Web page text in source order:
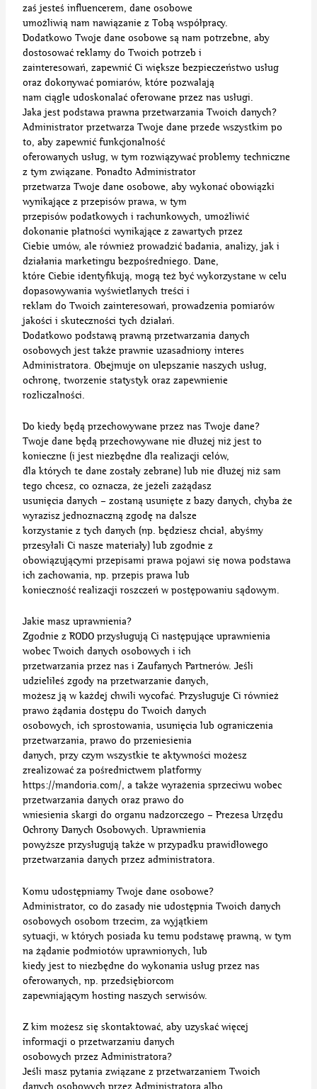
zaś jesteś influencerem, dane osobowe
umożliwią nam nawiązanie z Tobą współpracy.
Dodatkowo Twoje dane osobowe są nam potrzebne, aby
dostosować reklamy do Twoich potrzeb i
zainteresowań, zapewnić Ci większe bezpieczeństwo usług
oraz dokonywać pomiarów, które pozwalają
nam ciągle udoskonalać oferowane przez nas usługi.
Jaka jest podstawa prawna przetwarzania Twoich danych?
Administrator przetwarza Twoje dane przede wszystkim po
to, aby zapewnić funkcjonalność
oferowanych usług, w tym rozwiązywać problemy techniczne
z tym związane. Ponadto Administrator
przetwarza Twoje dane osobowe, aby wykonać obowiązki
wynikające z przepisów prawa, w tym
przepisów podatkowych i rachunkowych, umożliwić
dokonanie płatności wynikające z zawartych przez
Ciebie umów, ale również prowadzić badania, analizy, jak i
działania marketingu bezpośredniego. Dane,
które Ciebie identyfikują, mogą też być wykorzystane w celu
dopasowywania wyświetlanych treści i
reklam do Twoich zainteresowań, prowadzenia pomiarów
jakości i skuteczności tych działań.
Dodatkowo podstawą prawną przetwarzania danych
osobowych jest także prawnie uzasadniony interes
Administratora. Obejmuje on ulepszanie naszych usług,
ochronę, tworzenie statystyk oraz zapewnienie
rozliczalności.
Do kiedy będą przechowywane przez nas Twoje dane?
Twoje dane będą przechowywane nie dłużej niż jest to
konieczne (i jest niezbędne dla realizacji celów,
dla których te dane zostały zebrane) lub nie dłużej niż sam
tego chcesz, co oznacza, że jeżeli zażądasz
usunięcia danych – zostaną usunięte z bazy danych, chyba że
wyrazisz jednoznaczną zgodę na dalsze
korzystanie z tych danych (np. będziesz chciał, abyśmy
przesyłali Ci nasze materiały) lub zgodnie z
obowiązującymi przepisami prawa pojawi się nowa podstawa
ich zachowania, np. przepis prawa lub
konieczność realizacji roszczeń w postępowaniu sądowym.
Jakie masz uprawnienia?
Zgodnie z RODO przysługują Ci następujące uprawnienia
wobec Twoich danych osobowych i ich
przetwarzania przez nas i Zaufanych Partnerów. Jeśli
udzieliłeś zgody na przetwarzanie danych,
możesz ją w każdej chwili wycofać. Przysługuje Ci również
prawo żądania dostępu do Twoich danych
osobowych, ich sprostowania, usunięcia lub ograniczenia
przetwarzania, prawo do przeniesienia
danych, przy czym wszystkie te aktywności możesz
zrealizować za pośrednictwem platformy
https://mandoria.com/, a także wyrażenia sprzeciwu wobec
przetwarzania danych oraz prawo do
wniesienia skargi do organu nadzorczego – Prezesa Urzędu
Ochrony Danych Osobowych. Uprawnienia
powyższe przysługują także w przypadku prawidłowego
przetwarzania danych przez administratora.
Komu udostępniamy Twoje dane osobowe?
Administrator, co do zasady nie udostępnia Twoich danych
osobowych osobom trzecim, za wyjątkiem
sytuacji, w których posiada ku temu podstawę prawną, w tym
na żądanie podmiotów uprawnionych, lub
kiedy jest to niezbędne do wykonania usług przez nas
oferowanych, np. przedsiębiorcom
zapewniającym hosting naszych serwisów.
Z kim możesz się skontaktować, aby uzyskać więcej
informacji o przetwarzaniu danych
osobowych przez Administratora?
Jeśli masz pytania związane z przetwarzaniem Twoich
danych osobowych przez Administratora albo